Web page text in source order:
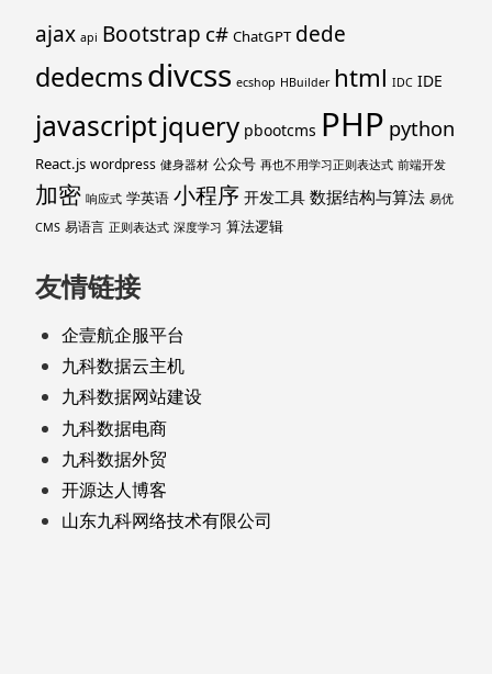
ajax api Bootstrap c# ChatGPT dede
dedecmsdivcss ecshop HBuilder html IDC IDE
javascriptjquery pbootcms PHP python
React.js wordpress 健身器材 公众号 再也不用学习正则表达式 前端开发
加密 响应式 学英语 小程序 开发工具 数据结构与算法 易优
CMS 易语言 正则表达式 深度学习 算法逻辑
友情链接
企壹航企服平台
九科数据云主机
九科数据网站建设
九科数据电商
九科数据外贸
开源达人博客
山东九科网络技术有限公司